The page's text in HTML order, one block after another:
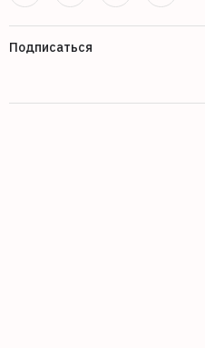
Подписаться